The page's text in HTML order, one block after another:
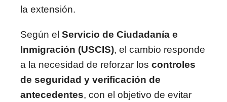
la extensión.
Según el Servicio de Ciudadanía e
Inmigración (USCIS), el cambio responde
a la necesidad de reforzar los controles
de seguridad y verificación de
antecedentes, con el objetivo de evitar